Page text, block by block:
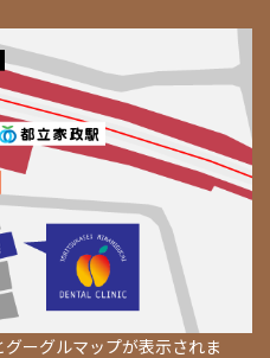
ーグルマップが表示されま